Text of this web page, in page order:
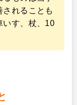
れることも
いす、杖、10